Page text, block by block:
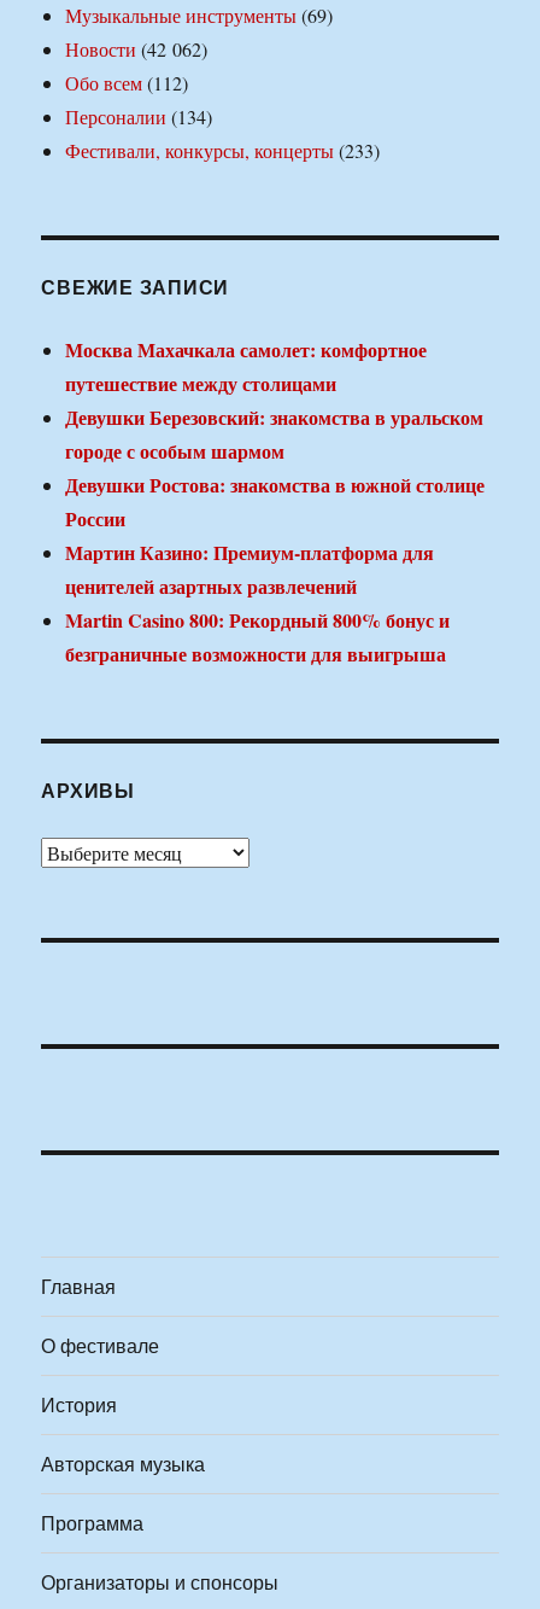
Музыкальные инструменты(69)
Новости (42 062)
Обо всем(112)
Персоналии (134)
Фестивали, конкурсы, концерты(233)
СВЕЖИЕ ЗАПИСИ
Москва Махачкала самолет: комфортное
путешествие между столицами
Девушки Березовский: знакомства в уральском
городе с особым шармом
Девушки Ростова: знакомства в южной столице
России
Мартин Казино: Премиум-платформа для
ценителей азартных развлечений
Martin Casino 800: Рекордный 800% бонус и
безграничные возможности для выигрыша
АРХИВЫ
Архивы
Главная
О фестивале
История
Авторская музыка
Программа
Организаторы и спонсоры